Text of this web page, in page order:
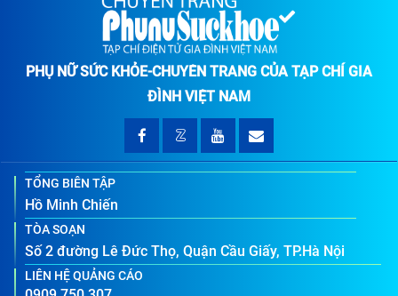
PHỤ NỮ SỨC KHỎE-CHUYÊN TRANG CỦA TẠP CHÍ GIA
ĐÌNH VIỆT NAM
TỔNG BIÊN TẬP
Hồ Minh Chiến
TÒA SOẠN
Số 2 đường Lê Đức Thọ, Quận Cầu Giấy, TP.Hà Nội
LIÊN HỆ QUẢNG CÁO